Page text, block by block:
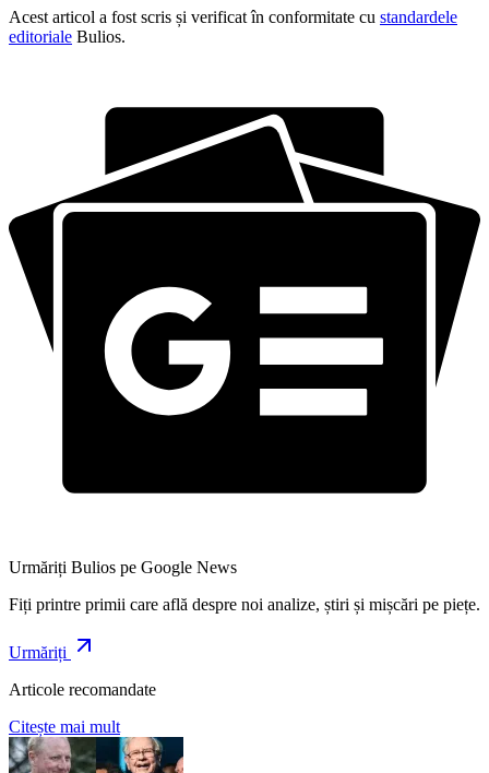
Acest articol a fost scris și verificat în conformitate cu standardele
editoriale Bulios.
Urmăriți Bulios pe Google News
Fiți printre primii care află despre noi analize, știri și mișcări pe piețe.
Urmăriți
Articole recomandate
Citește mai mult